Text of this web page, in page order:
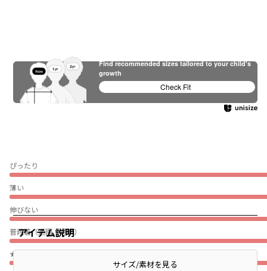
ぴったり
薄い
伸びない
普段着（通園・通学）
★
アイテム説明
サイズ/素材を見る
Find recommended sizes tailored to your child's
growth
Check Fit